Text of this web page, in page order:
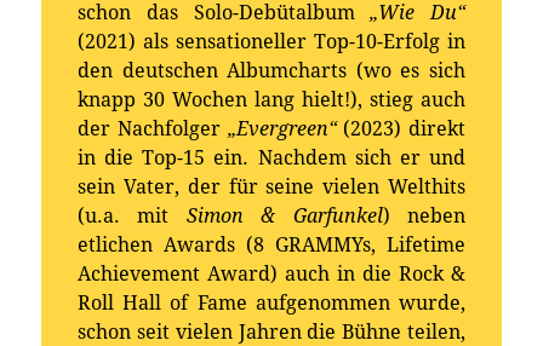
schon das Solo-Debütalbum„Wie Du“
(2021) als sensationeller Top-10-Erfolg in
den deutschen Albumcharts (wo es sich
knapp 30 Wochen lang hielt!), stieg auch
der Nachfolger „Evergreen“(2023) direkt
in die Top-15 ein. Nachdem sich er und
sein Vater, der für seine vielen Welthits
(u.a. mit Simon & Garfunkel) neben
etlichen Awards (8 GRAMMYs, Lifetime
Achievement Award) auch in die Rock &
Roll Hall of Fame aufgenommen wurde,
schon seit vielen Jahren die Bühne teilen,